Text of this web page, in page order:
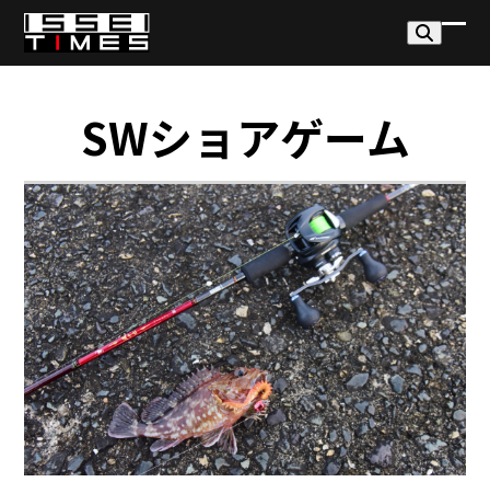
Skip
content
モ
メ
ニ
ュ
ー
を
開
く
モ
メ
ニ
ュ
ー
を
閉
じ
る
SWショアゲーム